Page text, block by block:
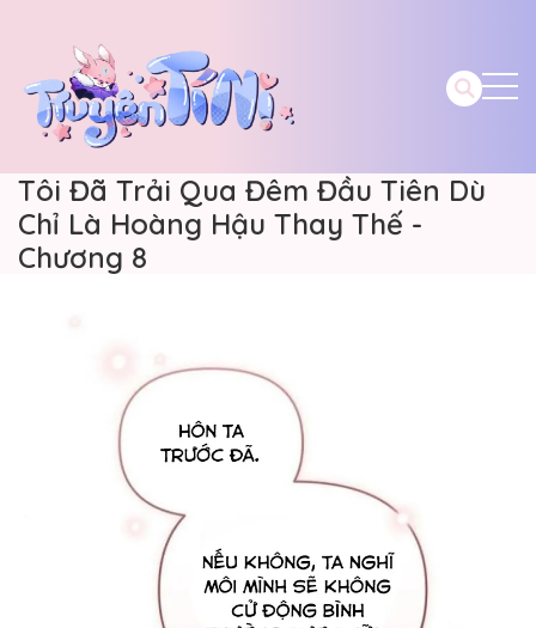
Tôi Đã Trải Qua Đêm Đầu Tiên Dù
Chỉ Là Hoàng Hậu Thay Thế -
Chương 8